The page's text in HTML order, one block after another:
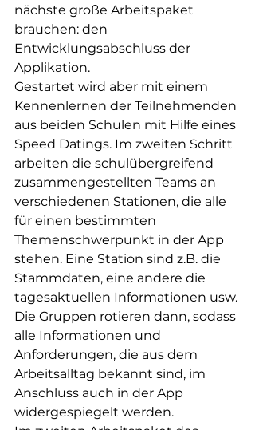
nächste große Arbeitspaket
brauchen: den
Entwicklungsabschluss der
Applikation.
Gestartet wird aber mit einem
Kennenlernen der Teilnehmenden
aus beiden Schulen mit Hilfe eines
Speed Datings. Im zweiten Schritt
arbeiten die schulübergreifend
zusammengestellten Teams an
verschiedenen Stationen, die alle
für einen bestimmten
Themenschwerpunkt in der App
stehen. Eine Station sind z.B. die
Stammdaten, eine andere die
tagesaktuellen Informationen usw.
Die Gruppen rotieren dann, sodass
alle Informationen und
Anforderungen, die aus dem
Arbeitsalltag bekannt sind, im
Anschluss auch in der App
widergespiegelt werden.